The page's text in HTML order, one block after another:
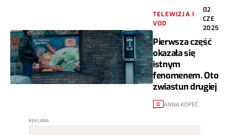
TELEWIZJA I
VOD
02
CZE
2025
Pierwsza część
okazała się
istnym
fenomenem. Oto
zwiastun drugiej
0 ANNA KOPEĆ